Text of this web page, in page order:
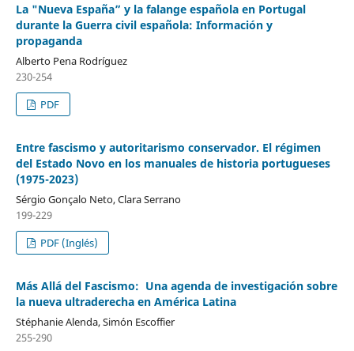
La "Nueva España” y la falange española en Portugal
durante la Guerra civil española: Información y
propaganda
Alberto Pena Rodríguez
230-254
PDF
Entre fascismo y autoritarismo conservador. El régimen
del Estado Novo en los manuales de historia portugueses
(1975-2023)
Sérgio Gonçalo Neto, Clara Serrano
199-229
PDF (Inglés)
Más Allá del Fascismo: Una agenda de investigación sobre
la nueva ultraderecha en América Latina
Stéphanie Alenda, Simón Escoffier
255-290